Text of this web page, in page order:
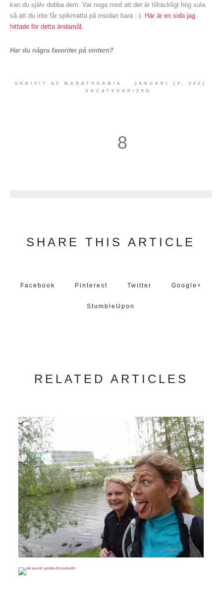
kan du själv dobba dem. Var noga med att det är tillräckligt hög sula
så att du inte får spikmatta på insidan bara :-). Här är en sida jag
hittade för detta ändamål.
Har du några favoriter på vintern?
SKRIVIT AV MARATHONMIA
JANUARI 19, 2021
UNCATEGORIZED
8
SHARE THIS ARTICLE
Facebook Pinterest Twitter Google+
StumbleUpon
RELATED ARTICLES